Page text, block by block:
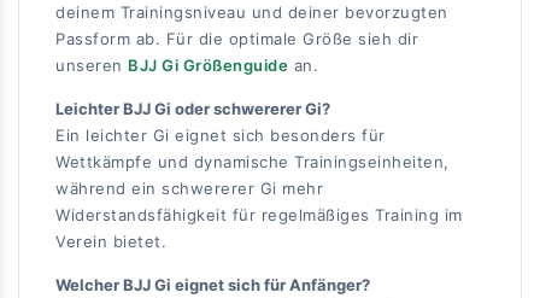
deinem Trainingsniveau und deiner bevorzugten
Passform ab. Für die optimale Größe sieh dir
unseren BJJ Gi Größenguide an.
Leichter BJJ Gi oder schwererer Gi?
Ein leichter Gi eignet sich besonders für
Wettkämpfe und dynamische Trainingseinheiten,
während ein schwererer Gi mehr
Widerstandsfähigkeit für regelmäßiges Training im
Verein bietet.
Welcher BJJ Gi eignet sich für Anfänger?